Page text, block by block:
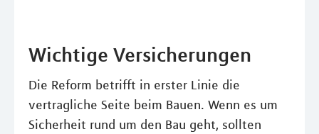
Wichtige Versicherungen
Die Reform betrifft in erster Linie die
vertragliche Seite beim Bauen. Wenn es um
Sicherheit rund um den Bau geht, sollten